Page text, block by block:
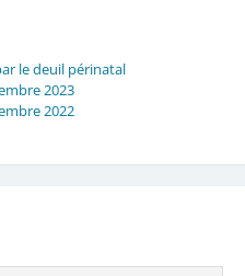
le deuil périnatal
2023
2022